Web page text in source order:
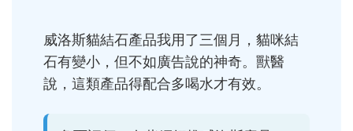
威洛斯貓結石產品我用了三個月，貓咪結
石有變小，但不如廣告說的神奇。獸醫
說，這類產品得配合多喝水才有效。